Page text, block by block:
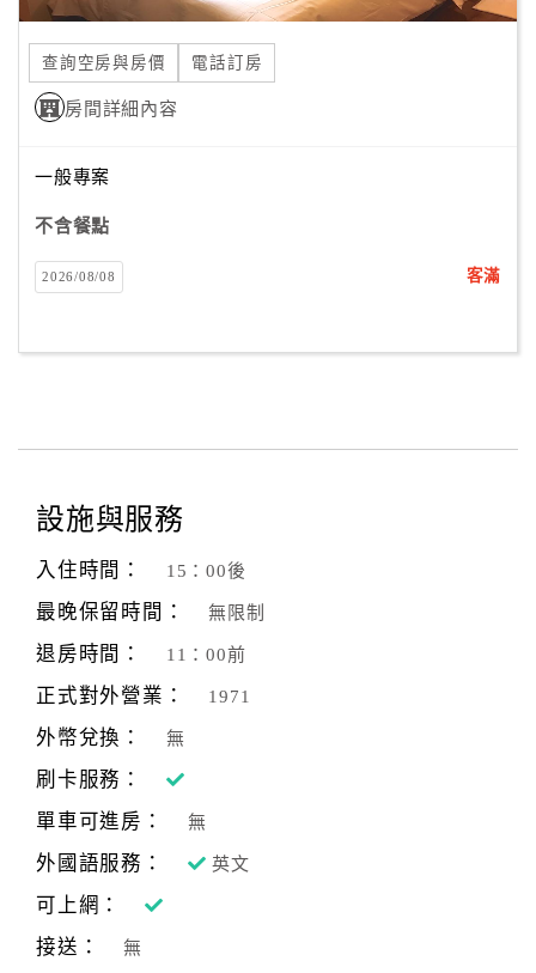
合
作
提
案
店
作
作
旅
伴
劃
商
品
傳
查詢空房與房價 電話訂房
房間詳細內容
一般專案
不含餐點
2026/08/08 客滿
設施與服務
入住時間： 15：00後
最晚保留時間： 無限制
退房時間： 11：00前
正式對外營業： 1971
外幣兌換： 無
刷卡服務：
單車可進房：
無
外國語服務： 英文
可上網：
接送：
無